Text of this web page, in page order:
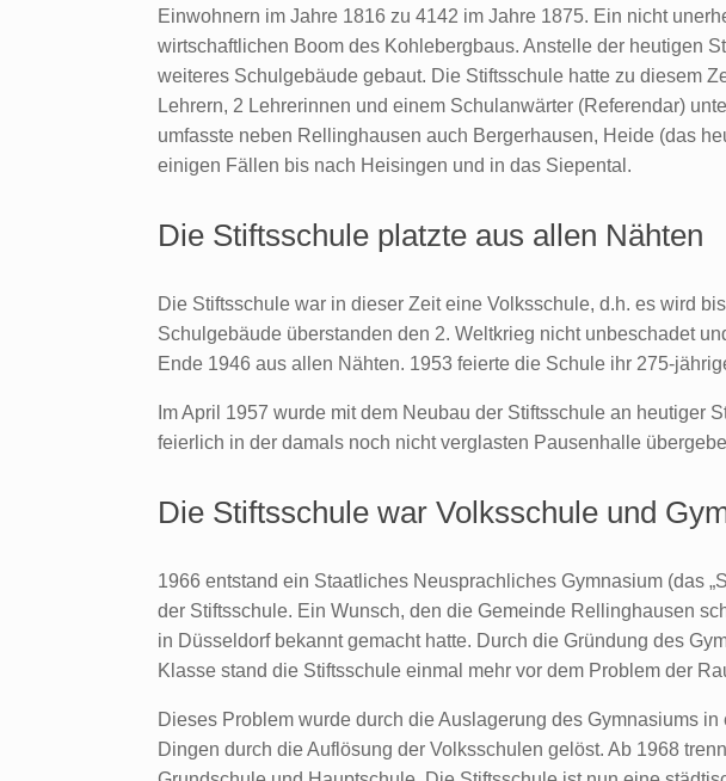
Einwohnern im Jahre 1816 zu 4142 im Jahre 1875. Ein nicht
wirtschaftlichen Boom des Kohlebergbaus. Anstelle der heutigen
weiteres Schulgebäude gebaut. Die Stiftsschule hatte zu diesem
Lehrern, 2 Lehrerinnen und einem Schulanwärter (Referendar)
umfasste neben Rellinghausen auch Bergerhausen, Heide (das
einigen Fällen bis nach Heisingen und in das Siepental.
Die Stiftsschule platzte aus allen Nähten
Die Stiftsschule war in dieser Zeit eine Volksschule, d.h. es wird
Schulgebäude überstanden den 2. Weltkrieg nicht unbeschadet
Ende 1946 aus allen Nähten. 1953 feierte die Schule ihr 275-
Im April 1957 wurde mit dem Neubau der Stiftsschule an heutiger
feierlich in der damals noch nicht verglasten Pausenhalle
Die Stiftsschule war Volksschule und
1966 entstand ein Staatliches Neusprachliches Gymnasium (das
der Stiftsschule. Ein Wunsch, den die Gemeinde Rellinghausen
in Düsseldorf bekannt gemacht hatte. Durch die Gründung des
Klasse stand die Stiftsschule einmal mehr vor dem Problem der
Dieses Problem wurde durch die Auslagerung des Gymnasiums
Dingen durch die Auflösung der Volksschulen gelöst. Ab 1968